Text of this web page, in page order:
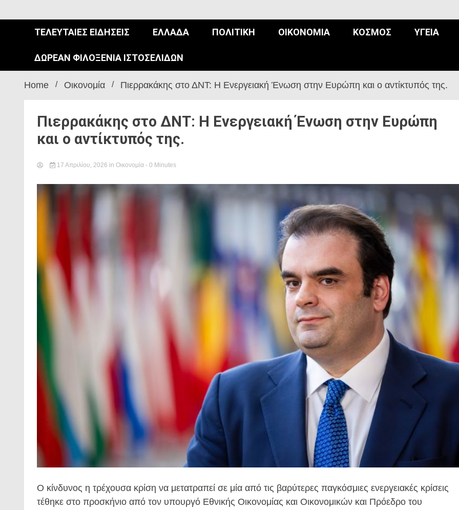
ΤΕΛΕΥΤΑΊΕΣ ΕΙΔΉΣΕΙΣ ΕΛΛΆΔΑ ΠΟΛΙΤΙΚΉ ΟΙΚΟΝΟΜΊΑ ΚΌΣΜΟΣ ΥΓΕΊΑ
ΔΩΡΕΆΝ ΦΙΛΟΞΕΝΊΑ ΙΣΤΟΣΕΛΊΔΩΝ
Home Οικονομία Πιερρακάκης στο ΔΝΤ: Η Ενεργειακή Ένωση στην Ευρώπη και ο αντίκτυπός της.
Πιερρακάκης στο ΔΝΤ: Η Ενεργειακή Ένωση στην Ευρώπη
και ο αντίκτυπός της.
17 Απριλίου, 2026 in Οικονομία - 0 Minutes
Ο κίνδυνος η τρέχουσα κρίση να μετατραπεί σε μία από τις βαρύτερες παγκόσμιες ενεργειακές κρίσεις
τέθηκε στο προσκήνιο από τον υπουργό Εθνικής Οικονομίας και Οικονομικών και Πρόεδρο του